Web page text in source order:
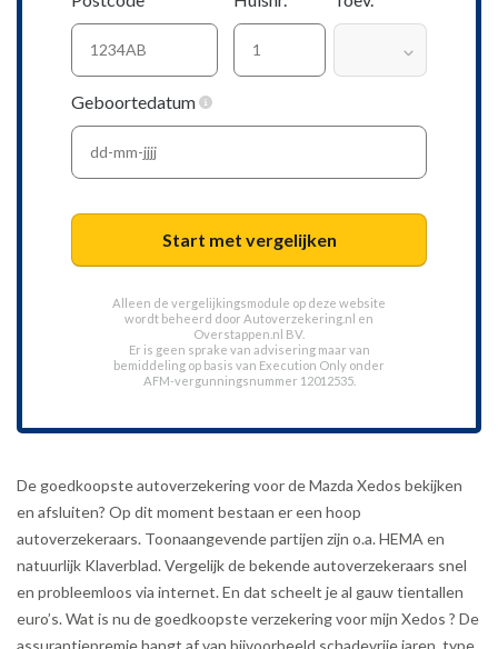
Geboortedatum
Start met vergelijken
Alleen de vergelijkingsmodule op deze website
wordt beheerd door Autoverzekering.nl en
Overstappen.nl BV.
Er is geen sprake van advisering maar van
bemiddeling op basis van Execution Only onder
AFM-vergunningsnummer 12012535.
De goedkoopste autoverzekering voor de Mazda Xedos bekijken
en afsluiten? Op dit moment bestaan er een hoop
autoverzekeraars. Toonaangevende partijen zijn o.a. HEMA en
natuurlijk Klaverblad. Vergelijk de bekende autoverzekeraars snel
en probleemloos via internet. En dat scheelt je al gauw tientallen
euro’s. Wat is nu de goedkoopste verzekering voor mijn Xedos ? De